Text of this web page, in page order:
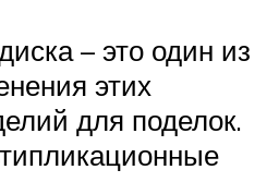
– это один из
этих
для поделок.